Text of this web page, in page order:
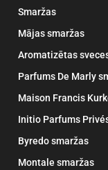
Smaržas
Mājas smaržas
Aromatizētas
Parfums De Marly
Maison Francis
Initio Parfums
Byredo smaržas
Montale smaržas